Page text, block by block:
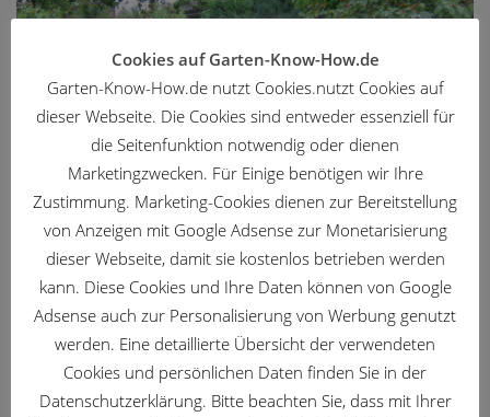
ZIERGARTEN/AUGUST/GARTENKALENDER
Ziergarten – Gartenarbeit im August
04.08.2026
Cookies auf Garten-Know-How.de
Garten-Know-How.de nutzt Cookies.nutzt Cookies auf
dieser Webseite. Die Cookies sind entweder essenziell für
die Seitenfunktion notwendig oder dienen
Marketingzwecken. Für Einige benötigen wir Ihre
Zustimmung. Marketing-Cookies dienen zur Bereitstellung
von Anzeigen mit Google Adsense zur Monetarisierung
dieser Webseite, damit sie kostenlos betrieben werden
kann. Diese Cookies und Ihre Daten können von Google
Adsense auch zur Personalisierung von Werbung genutzt
werden. Eine detaillierte Übersicht der verwendeten
Cookies und persönlichen Daten finden Sie in der
Datenschutzerklärung. Bitte beachten Sie, dass mit Ihrer